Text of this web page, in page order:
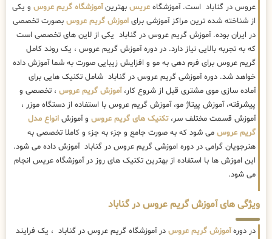
عروس در گناباد است. آموزشگاه عریس بهترینآموزشگاه گریم عروس و یکی
از شناخته شده ترین مراکز آموزشی برای اموزش گریم عروس بصورت تخصصی
در ایران بوده. آموزش گریم عروس در گناباد یکی از لاین های تخصصی است
که به تجربه بالایی نیاز دارد. در دوره آموزش گریم عروس ، یک روند کامل
گریم عروس برای فرم دهی به مو و افزایش زیبایی صورت به شما آموزش داده
خواهد شد. دوره آموزشی گریم عروس در گناباد شامل تکنیک هایی برای
آماده سازی موی مشتری قبل از شروع کار،آموزش گریم عروس ، تخصصی و
پیشرفته، آموزش پیتاژ مو، آموزش گریم عروس با استفاده از دستگاه موزر ،
آموزش قسمت مختلف سر،تکنیک های گریم عروس و آموزش انواع مدل
گریم عروس می شود که به صورت جامع و جزء به جزء و کاملا تخصصی به
هنرجویان گرامی در دوره اموزشی گریم عروس در گناباد آموزش داده می شود.
این اموزش ها با استفاده از بهترین تکنیک های روز در آموزشگاه عریس انجام
می شود.
ویژگی های آموزش گریم عروس در گناباد
در دورهآموزش گریم عروس در آموزشگاه گریم عروس در گناباد ، یک فرایند